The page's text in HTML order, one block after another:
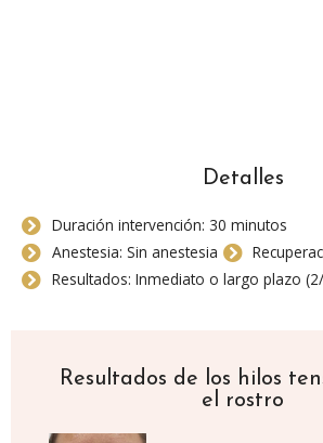
Detalles
Duración intervención: 30 minutos
Anestesia: Sin anestesia
Resultados: Inmediato o largo plazo
Resultados de los hilos
el rostro